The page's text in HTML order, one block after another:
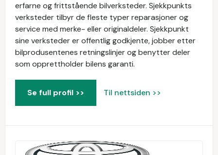
erfarne og frittstående bilverksteder. Sjekkpunkts
verksteder tilbyr de fleste typer reparasjoner og
service med merke- eller originaldeler. Sjekkpunkt
sine verksteder er offentlig godkjente, jobber etter
bilprodusentenes retningslinjer og benytter deler
som opprettholder bilens garanti.
Se full profil >> Til nettsiden >>